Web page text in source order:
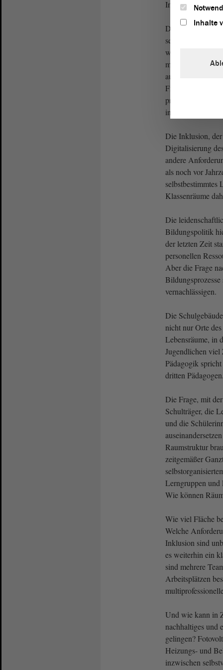
Individuen.
Dieser kleine und
sei mir gestattet,
wichtig ein
moderner,
aussehen sollte.
Frontalunterricht
problemlösendem
in Gruppen oder
Die Inklusion,
Digitalisierung
andere
als noch vor
selbstbestimmtes
Klassenräume
Die
Bildungspolitik
der letzten Zeit
personellen
Aber die Frage
vernachlässigen.
Die
nicht nur Orte
Lebensräume, in
Jugendlichen
Pädagogik
dritten Pädagogen.
Die Frage, mit
Schulträger, die
und die
Raumstruktur
zeitgemäßer
Lerngruppen und
Wie können
Wie viel Fläche
Welche
Inklusion sind
es weiterhin ein
sind mehrere
Arbeitsplätzen
Und wie kann in
nachhaltiges und
gelingen?
Heizungs- und
inzwischen
Inhalte